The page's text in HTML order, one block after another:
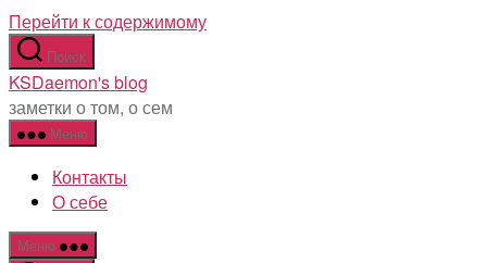
Перейти к содержимому
Поиск
KSDaemon's blog
заметки о том, о сем
Меню
Контакты
О себе
Меню